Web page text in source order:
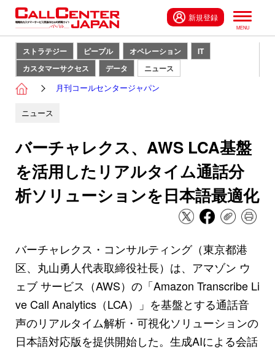
新規登録
ストラテジー ピープル オペレーション
IT
カスタマーサクセス
データ ニュース
月刊コールセンタージャパン
ニュース
バーチャレクス、AWS LCA基盤
を活用したリアルタイム通話分
析ソリューションを日本語最適化
バーチャレクス・コンサルティング（東京都港
区、丸山勇人代表取締役社長）は、アマゾン ウ
ェブ サービス（AWS）の「Amazon Transcribe Li
ve Call Analytics（LCA）」を基盤とする通話音
声のリアルタイム解析・可視化ソリューションの
日本語対応版を提供開始した。生成AIによる会話